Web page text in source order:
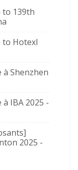
to 139th
to Hotexl
Shenzhen
IBA 2025 -
2025 -